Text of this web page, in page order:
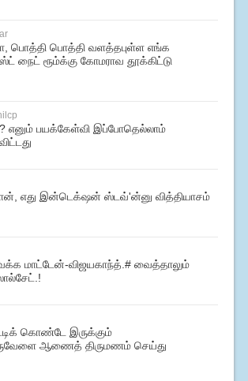
பொத்தி பொத்தி வளத்தபுள்ள எங்க
நைட் ரூம்க்கு கோமராவ தூக்கிட்டு
எனும் பயக்கேள்வி இப்போதெல்லாம்
எது இன்டெக்‌ஷன் ஸ்டவ்'ன்னு வித்தியாசம்
மாட்டேன்-விஜயகாந்த்.# வைத்தாலும்
கொண்டே இருக்கும்
ஆணைத் திருமணம் செய்து